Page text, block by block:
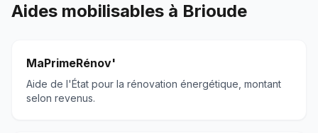
Aides mobilisables à Brioude
MaPrimeRénov'
Aide de l'État pour la rénovation énergétique, montant
selon revenus.